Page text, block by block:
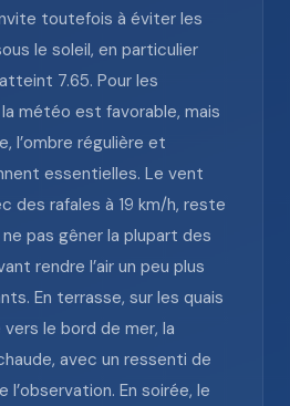
toutefois à éviter les
le soleil, en particulier
7.65. Pour les
météo est favorable, mais
l’ombre régulière et
essentielles. Le vent
des rafales à 19 km/h, reste
pas gêner la plupart des
rendre l’air un peu plus
En terrasse, sur les quais
le bord de mer, la
avec un ressenti de
l’observation. En soirée, le